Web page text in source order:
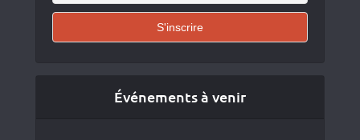
Événements à venir